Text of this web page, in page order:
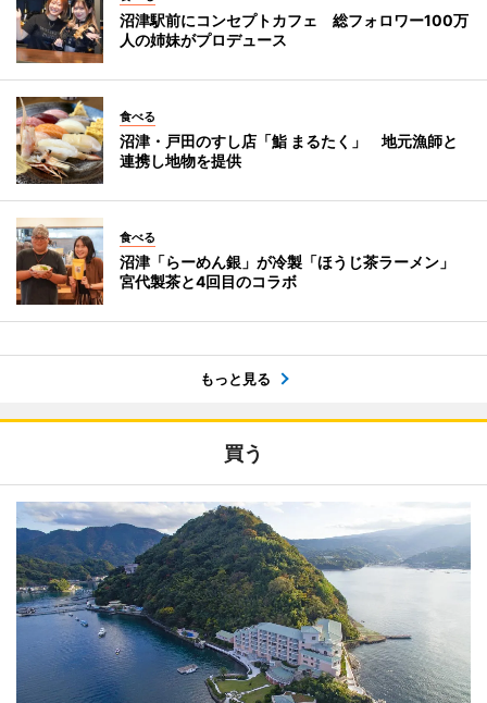
沼津駅前にコンセプトカフェ 総フォロワー100万
人の姉妹がプロデュース
食べる
沼津・戸田のすし店「鮨 まるたく」 地元漁師と
連携し地物を提供
食べる
沼津「らーめん銀」が冷製「ほうじ茶ラーメン」
宮代製茶と4回目のコラボ
もっと見る
買う